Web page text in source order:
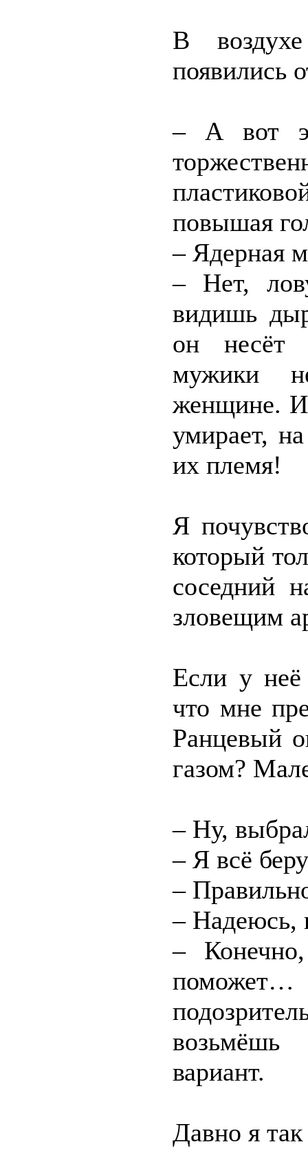
В
появились
– А вот
повышая
– Ядерная
– Нет,
видишь
он несёт
мужики
женщине. И
умирает,
их племя!
Я
который
соседний
зловещим
Если у неё
что мне
Ранцевый
газом?
– Ну,
– Я всё
–
– Надеюсь,
–
вариант.
Давно я